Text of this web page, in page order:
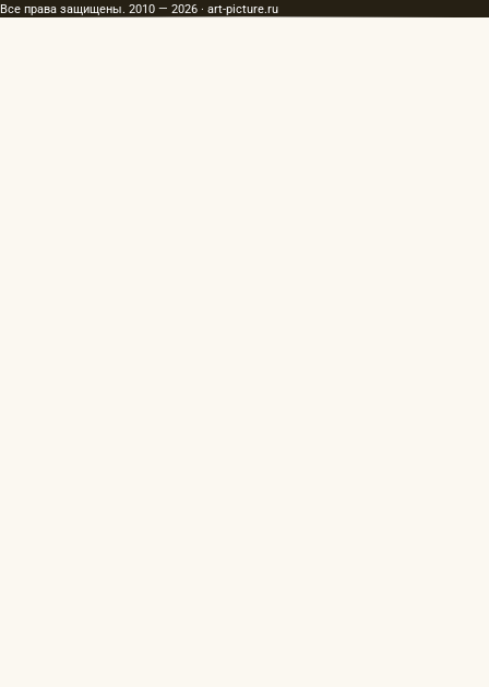
Все права защищены. 2010 — 2026 · art-picture.ru